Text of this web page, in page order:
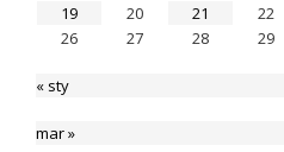
19
20 21 22
26
27 28 29
« sty
mar »